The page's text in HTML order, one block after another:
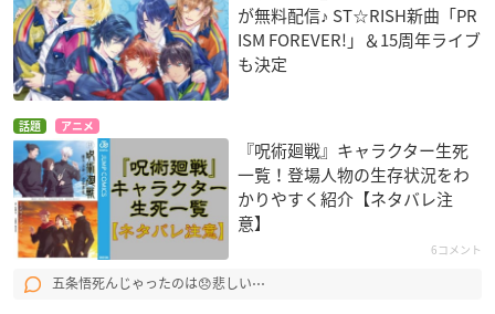
が無料配信♪ ST☆RISH新曲「PR
ISM FOREVER!」＆15周年ライブ
も決定
話題 アニメ
『呪術廻戦』キャラクター生死
一覧！登場人物の生存状況をわ
かりやすく紹介【ネタバレ注
意】
6コメント
五条悟死んじゃったのは😞悲しい⋯